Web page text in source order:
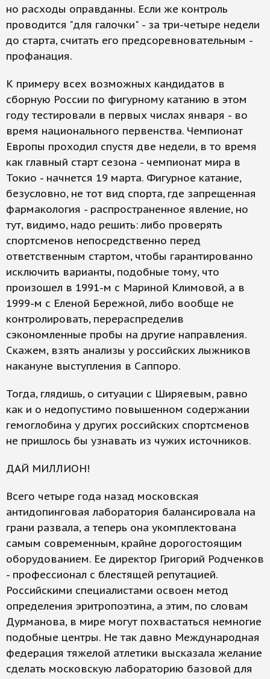
но расходы оправданны. Если же контроль
проводится "для галочки" - за три-четыре недели
до старта, считать его предсоревновательным -
профанация.
К примеру всех возможных кандидатов в
сборную России по фигурному катанию в этом
году тестировали в первых числах января - во
время национального первенства. Чемпионат
Европы проходил спустя две недели, в то время
как главный старт сезона - чемпионат мира в
Токио - начнется 19 марта. Фигурное катание,
безусловно, не тот вид спорта, где запрещенная
фармакология - распространенное явление, но
тут, видимо, надо решить: либо проверять
спортсменов непосредственно перед
ответственным стартом, чтобы гарантированно
исключить варианты, подобные тому, что
произошел в 1991-м с Мариной Климовой, а в
1999-м с Еленой Бережной, либо вообще не
контролировать, перераспределив
сэкономленные пробы на другие направления.
Скажем, взять анализы у российских лыжников
накануне выступления в Саппоро.
Тогда, глядишь, о ситуации с Ширяевым, равно
как и о недопустимо повышенном содержании
гемоглобина у других российских спортсменов
не пришлось бы узнавать из чужих источников.
ДАЙ МИЛЛИОН!
Всего четыре года назад московская
антидопинговая лаборатория балансировала на
грани развала, а теперь она укомплектована
самым современным, крайне дорогостоящим
оборудованием. Ее директор Григорий Родченков
- профессионал с блестящей репутацией.
Российскими специалистами освоен метод
определения эритропоэтина, а этим, по словам
Дурманова, в мире могут похвастаться немногие
подобные центры. Не так давно Международная
федерация тяжелой атлетики высказала желание
сделать московскую лабораторию базовой для